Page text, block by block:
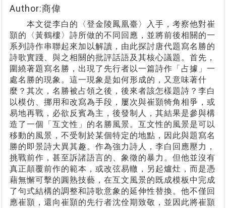
Author:商偉
本文從李白的〈登金陵鳳凰臺〉入手，考察他對崔
顥的〈黃鶴樓〉詩所做的不同回應，並將前後相關的一
系列詩作串聯起來加以解讀，由此探討唐代題寫名勝的
詩歌實踐、與之相關的批評話語及其核心議題。首先，
圍繞著題寫名勝，出現了先行者以一篇詩作「占據」一
處名勝的現象。這一現象是如何形成的，又意味著什
麼？其次，名勝被占領之後，後來者該怎樣題詩？李白
以模仿、挪用和改寫為手段，屢次與崔顥犄角相爭，或
易地再戰，必欲反賓為主，後發制人，其結果是參與構
造了一個「互文性」的名勝風景。互文性的風景是可以
移動的風景，不受制於某個特定的地點，因此與題寫名
勝的即景詩大異其趣。作為強力詩人，李白回應壓力，
挑戰前作，甚至訴諸語言的、象徵的暴力。但他並沒有
真正顛覆前作的範本，或改弦易轍，另起爐灶，而是憑
藉無懈可擊的圓熟技藝，在互文風景的既成模板中完成
了句式結構的調整和詩歌意象的延伸性替換。他不僅回
應崔顥，還向崔顥的先行者沈佺期致敬，並因此將崔顥